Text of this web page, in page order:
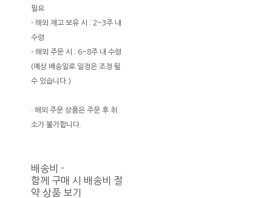
필요
- 해외 재고 보유 시 : 2~3주 내
수령
- 해외 주문 시 : 6~8주 내 수령
(예상 배송일로 일정은 조정 될
수 있습니다.)
· 해외 주문 상품은 주문 후 취
소가 불가합니다.
배송비 -
함께 구매 시 배송비 절
약 상품 보기